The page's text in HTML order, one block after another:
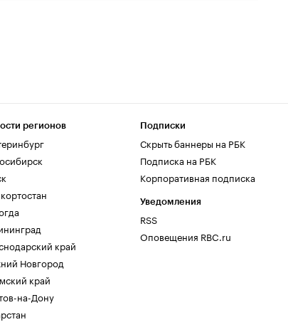
регионов
край
Новгород
край
на-Дону
Подписки
Скрыть баннеры на РБК
Подписка на РБК
Корпоративная подписка
Уведомления
RSS
Оповещения RBC.ru